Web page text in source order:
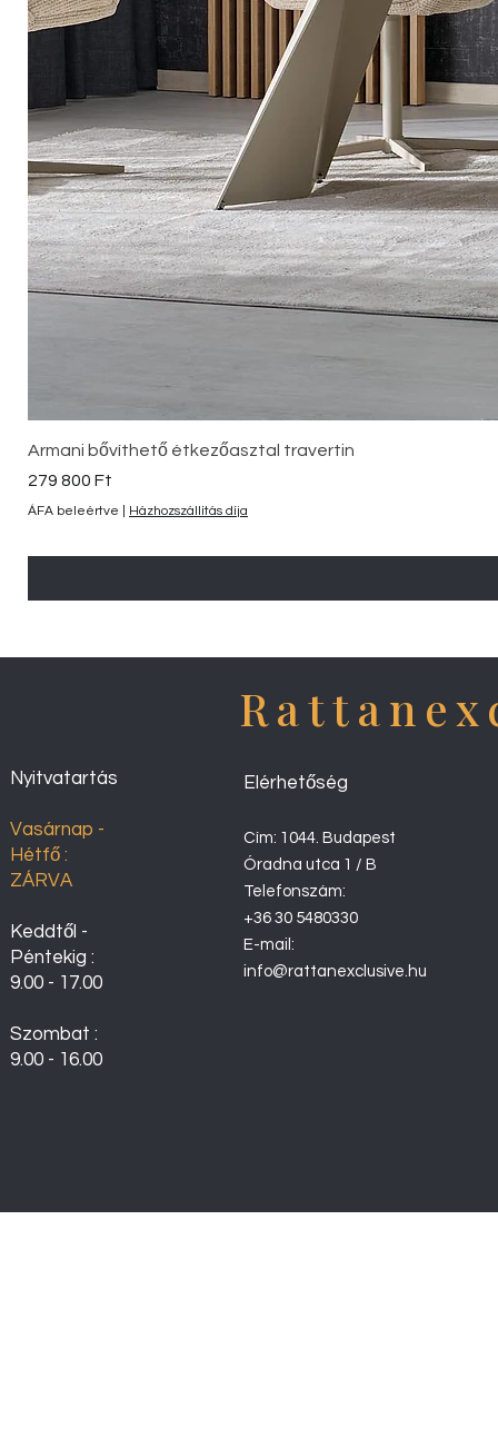
Armani bővíthető étkezőasztal travertin
Ár
279 800 Ft
ÁFA beleértve Házhozszállítás díja
Nyitvatartás
Vasárnap -
Hétfő :
ZÁRVA
Keddtől -
Péntekig :
9.00 - 17.00
Szombat :
9.00 - 16.00
Elérhetőség
Cím: 1044. Budapest
Óradna utca 1 / B
Telefonszám:
+36 30 5480330
E-mail:
info@rattanexclusive.hu